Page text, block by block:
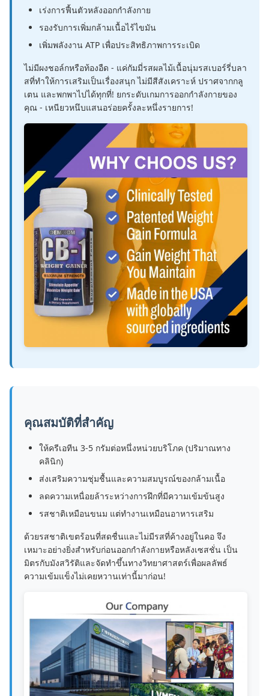
เร่งการฟื้นตัวหลังออกกำลังกาย
รองรับการเพิ่มกล้ามเนื้อไร้ไขมัน
เพิ่มพลังงาน ATP เพื่อประสิทธิภาพการระเบิด
ไม่มีผงชอล์กหรือท้องอืด - แค่กัมมี่รสผลไม้เนื้อนุ่มรสเบอร์รี่บลา
สที่ทำให้การเสริมเป็นเรื่องสนุก ไม่มีสีสังเคราะห์ ปราศจากกลู
เตน และพกพาไปได้ทุกที่! ยกระดับเกมการออกกำลังกายของ
คุณ - เหนียวหนึบแสนอร่อยครั้งละหนึ่งรายการ!
คุณสมบัติที่สำคัญ
ให้ครีเอทีน 3-5 กรัมต่อหนึ่งหน่วยบริโภค (ปริมาณทาง
คลินิก)
ส่งเสริมความชุ่มชื้นและความสมบูรณ์ของกล้ามเนื้อ
ลดความเหนื่อยล้าระหว่างการฝึกที่มีความเข้มข้นสูง
รสชาติเหมือนขนม แต่ทำงานเหมือนอาหารเสริม
ด้วยรสชาติเขตร้อนที่สดชื่นและไม่มีรสที่ค้างอยู่ในคอ จึง
เหมาะอย่างยิ่งสำหรับก่อนออกกำลังกายหรือหลังเซสชั่น เป็น
มิตรกับมังสวิรัติและจัดทำขึ้นทางวิทยาศาสตร์เพื่อผลลัพธ์
ความเข้มแข็งไม่เคยหวานเท่านี้มาก่อน!